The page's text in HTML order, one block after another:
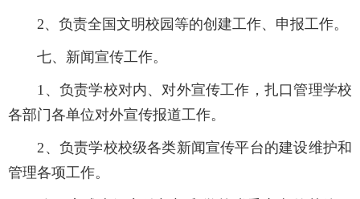
2、负责全国文明校园等的创建工作、申报工作。
七、新闻宣传工作。
1 、负责学校对内、对外宣传工作，扎口管理学校
各部门各单位对外宣传报道工作。
2 、负责学校校级各类新闻宣传平台的建设维护和
管理各项工作。